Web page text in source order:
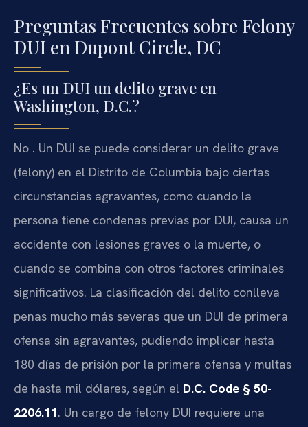
Preguntas Frecuentes sobre Felony
DUI en Dupont Circle, DC
¿Es un DUI un delito grave en
Washington, D.C.?
No . Un DUI se puede considerar un delito grave
(felony) en el Distrito de Columbia bajo ciertas
circunstancias agravantes, como cuando la
persona tiene condenas previas por DUI, causa un
accidente con lesiones graves o la muerte, o
cuando se combina con otros factores criminales
significativos. La clasificación del delito conlleva
penas mucho más severas que un DUI de primera
ofensa sin agravantes, pudiendo implicar hasta
180 días de prisión por la primera ofensa y multas
de hasta mil dólares, según el D.C. Code § 50-
2206.11. Un cargo de felony DUI requiere una